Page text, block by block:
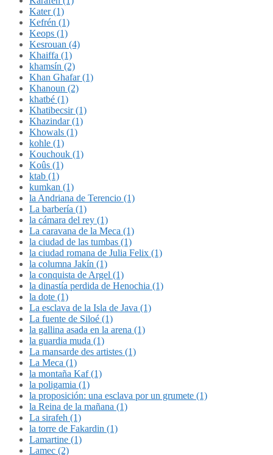
Kater (1)
Kefrén (1)
Keops (1)
Kesrouan (4)
Khaiffa (1)
khamsín (2)
Khan Ghafar (1)
Khanoun (2)
khatbé (1)
Khatibecsir (1)
Khazindar (1)
Khowals (1)
kohle (1)
Kouchouk (1)
Koûs (1)
ktab (1)
kumkan (1)
la Andriana de Terencio (1)
La barbería (1)
la cámara del rey (1)
La caravana de la Meca (1)
la ciudad de las tumbas (1)
la ciudad romana de Julia Felix (1)
la columna Jakín (1)
la conquista de Argel (1)
la dinastía perdida de Henochia (1)
la dote (1)
La esclava de la Isla de Java (1)
La fuente de Siloé (1)
la gallina asada en la arena (1)
la guardia muda (1)
La mansarde des artistes (1)
La Meca (1)
la montaña Kaf (1)
la poligamia (1)
la proposición: una esclava por un grumete (1)
la Reina de la mañana (1)
La sirafeh (1)
la torre de Fakardin (1)
Lamartine (1)
Lamec (2)